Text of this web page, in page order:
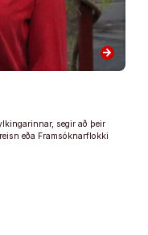
arrow_forward
segir að þeir
eða Framsóknarflokki